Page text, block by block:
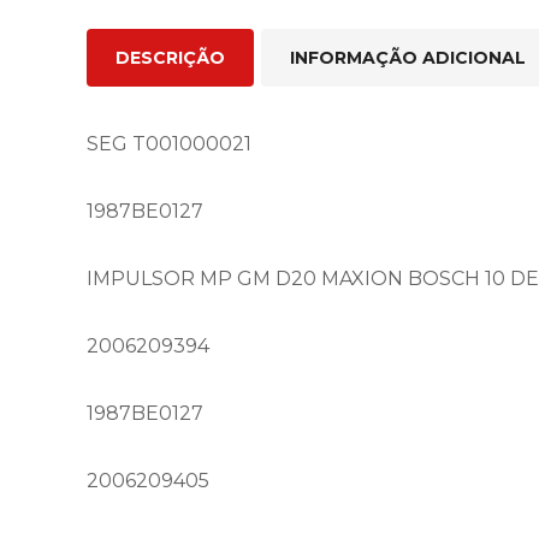
DESCRIÇÃO INFORMAÇÃO ADICIONAL
SEG T001000021
1987BE0127
IMPULSOR MP GM D20 MAXION BOSCH 10
2006209394
1987BE0127
2006209405